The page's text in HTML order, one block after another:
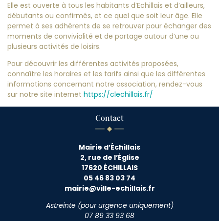
Elle est ouverte à tous les habitants d’Echillais et d’ailleurs,
débutants ou confirmés, et ce quel que soit leur âge. Elle
permet à ses adhérents de se retrouver pour échanger des
moments de convivialité et de partage autour d’une ou
plusieurs activités de loisirs.
Pour découvrir les différentes activités proposées,
connaître les horaires et les tarifs ainsi que les différentes
informations concernant notre association, rendez-vous
sur notre site internet https://clechillais.fr/
Contact
Mairie d’Échillais
2, rue de l’Église
17620 ÉCHILLAIS
05 46 83 03 74
mairie@ville-echillais.fr
Astreinte (pour urgence uniquement)
07 89 33 93 68